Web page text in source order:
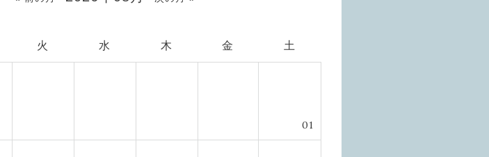
火 水 木 金 土
01